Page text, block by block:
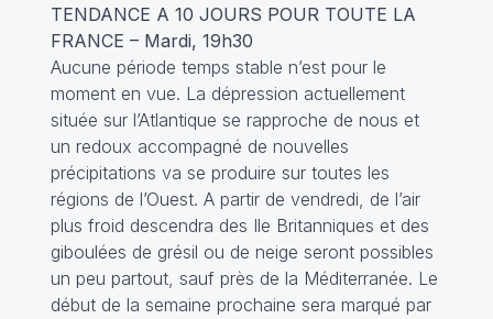
TENDANCE A 10 JOURS POUR TOUTE LA
FRANCE – Mardi, 19h30
Aucune période temps stable n’est pour le
moment en vue. La dépression actuellement
située sur l’Atlantique se rapproche de nous et
un redoux accompagné de nouvelles
précipitations va se produire sur toutes les
régions de l’Ouest. A partir de vendredi, de l’air
plus froid descendra des Ile Britanniques et des
giboulées de grésil ou de neige seront possibles
un peu partout, sauf près de la Méditerranée. Le
début de la semaine prochaine sera marqué par